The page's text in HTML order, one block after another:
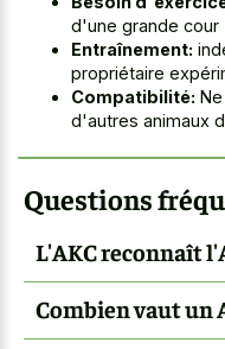
d'une grande cour
Entraînement:
propriétaire
Compatibilité:
d'autres animaux
Questions
L'AKC reconnaît
Combien vaut un